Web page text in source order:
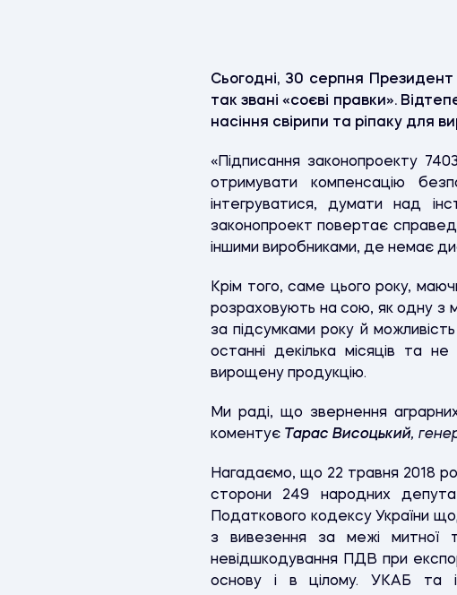
Сьогодні, 30 серпня
так звані «соєві правки».
насіння свірипи та ріпаку для
«Підписання законопроекту
отримувати компенсацію
інтегруватися, думати над
законопроект повертає
іншими виробниками, де немає
Крім того, саме цього року,
розраховують на сою, як одну з
за підсумками року й
останні декілька місяців та
вирощену продукцію.
Ми раді, що звернення
коментує Тарас Висоцький,
Нагадаємо, що 22 травня 2018
сторони 249 народних
Податкового кодексу України
з вивезення за межі митної
невідшкодування ПДВ при
основу і в цілому. УКАБ та